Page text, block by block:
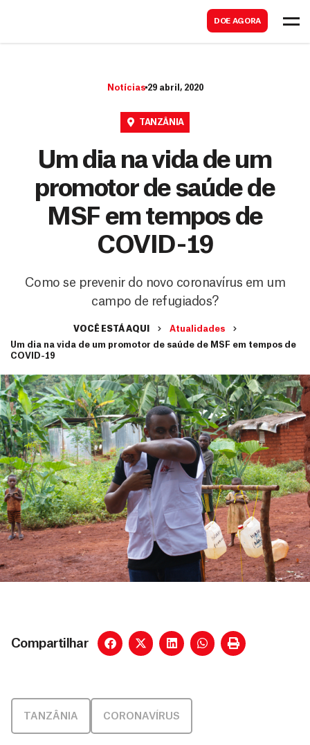
DOE AGORA
r
Notícias 29 abril, 2020
TANZÂNIA
Um dia na vida de um
promotor de saúde de
MSF em tempos de
COVID-19
Como se prevenir do novo coronavírus em um
campo de refugiados?
VOCÊ ESTÁ AQUI
Atualidades
Um dia na vida de um promotor de saúde de MSF em tempos de
COVID-19
Compartilhar
TANZÂNIA CORONAVÍRUS
a
r